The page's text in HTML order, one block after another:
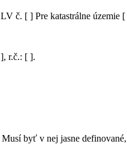
č. [ ] Pre katastrálne územie
r.č.: [ ].
byť v nej jasne